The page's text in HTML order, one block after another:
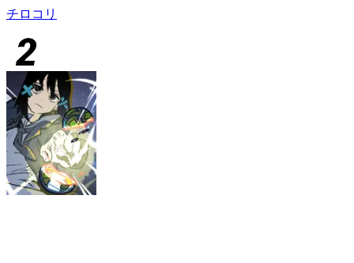
チロコリ